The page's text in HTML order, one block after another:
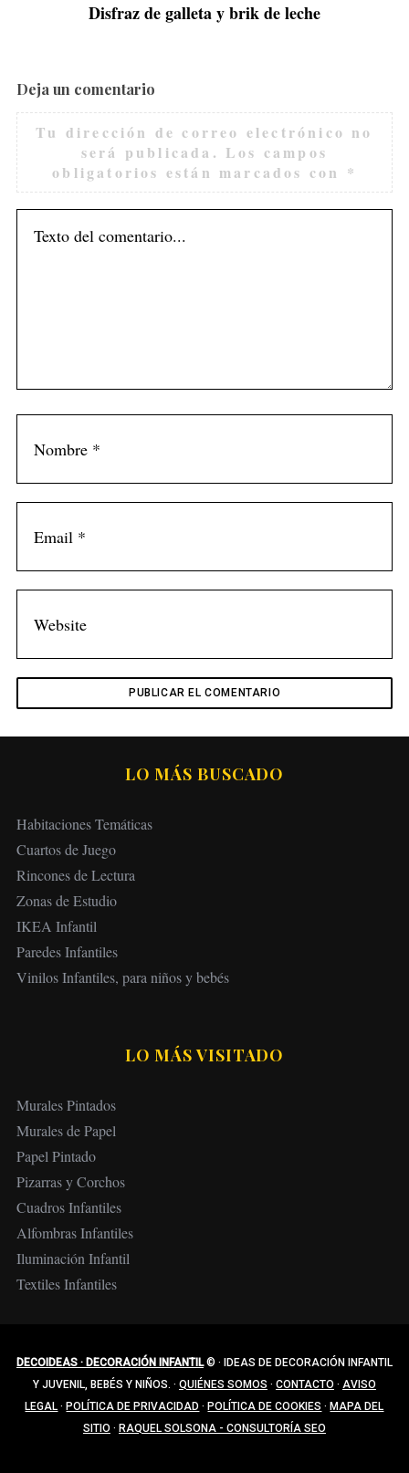
Disfraz de galleta y brik de leche
Deja un comentario
Tu dirección de correo electrónico no
será publicada. Los campos
obligatorios están marcados con *
LO MÁS BUSCADO
Habitaciones Temáticas
Cuartos de Juego
Rincones de Lectura
Zonas de Estudio
IKEA Infantil
Paredes Infantiles
Vinilos Infantiles, para niños y bebés
LO MÁS VISITADO
Murales Pintados
Murales de Papel
Papel Pintado
Pizarras y Corchos
Cuadros Infantiles
Alfombras Infantiles
Iluminación Infantil
Textiles Infantiles
DECOIDEAS · DECORACIÓN INFANTIL© · IDEAS DE DECORACIÓN INFANTIL
Y JUVENIL, BEBÉS Y NIÑOS. · QUIÉNES SOMOS · CONTACTO · AVISO
LEGAL · POLÍTICA DE PRIVACIDAD · POLÍTICA DE COOKIES · MAPA DEL
SITIO · RAQUEL SOLSONA - CONSULTORÍA SEO